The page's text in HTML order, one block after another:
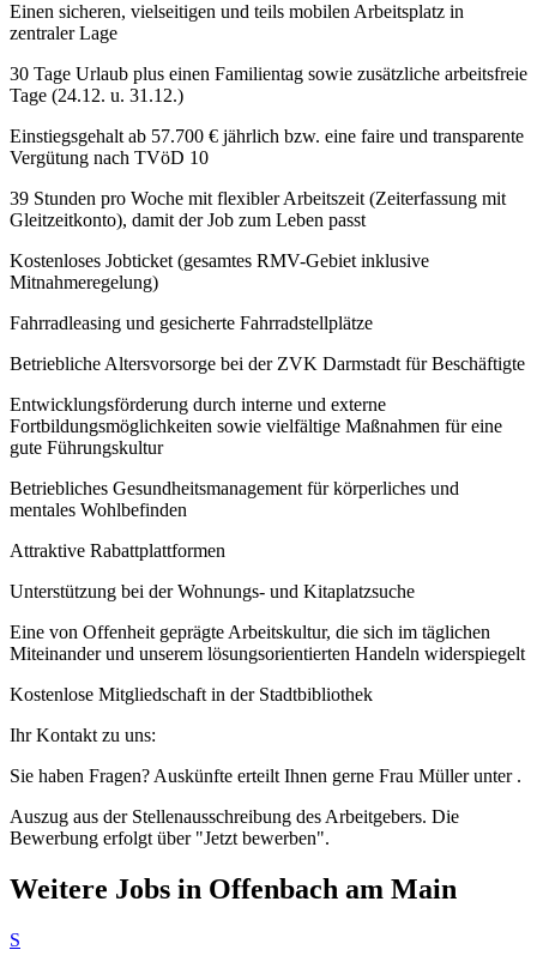
Einen sicheren, vielseitigen und teils mobilen Arbeitsplatz in
zentraler Lage
30 Tage Urlaub plus einen Familientag sowie zusätzliche arbeitsfreie
Tage (24.12. u. 31.12.)
Einstiegsgehalt ab 57.700 € jährlich bzw. eine faire und transparente
Vergütung nach TVöD 10
39 Stunden pro Woche mit flexibler Arbeitszeit (Zeiterfassung mit
Gleitzeitkonto), damit der Job zum Leben passt
Kostenloses Jobticket (gesamtes RMV-Gebiet inklusive
Mitnahmeregelung)
Fahrradleasing und gesicherte Fahrradstellplätze
Betriebliche Altersvorsorge bei der ZVK Darmstadt für Beschäftigte
Entwicklungsförderung durch interne und externe
Fortbildungsmöglichkeiten sowie vielfältige Maßnahmen für eine
gute Führungskultur
Betriebliches Gesundheitsmanagement für körperliches und
mentales Wohlbefinden
Attraktive Rabattplattformen
Unterstützung bei der Wohnungs- und Kitaplatzsuche
Eine von Offenheit geprägte Arbeitskultur, die sich im täglichen
Miteinander und unserem lösungsorientierten Handeln widerspiegelt
Kostenlose Mitgliedschaft in der Stadtbibliothek
Ihr Kontakt zu uns:
Sie haben Fragen? Auskünfte erteilt Ihnen gerne Frau Müller unter .
Auszug aus der Stellenausschreibung des Arbeitgebers. Die
Bewerbung erfolgt über "Jetzt bewerben".
Weitere Jobs in Offenbach am Main
S